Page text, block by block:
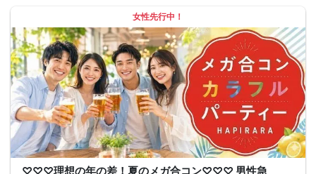
女性先行中！
♡♡♡理想の年の差！夏のメガ合コン♡♡♡ 男性急